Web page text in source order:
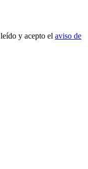
y acepto el aviso de